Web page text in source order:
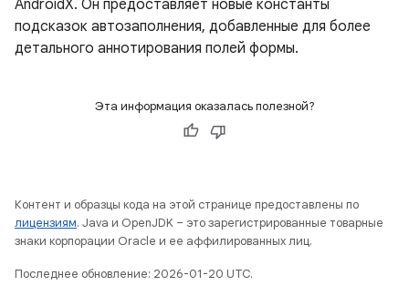
AndroidX. Он предоставляет новые константы
подсказок автозаполнения, добавленные для более
детального аннотирования полей формы.
Эта информация оказалась полезной?
Контент и образцы кода на этой странице предоставлены по
лицензиям. Java и OpenJDK – это зарегистрированные товарные
знаки корпорации Oracle и ее аффилированных лиц.
Последнее обновление: 2026-01-20 UTC.